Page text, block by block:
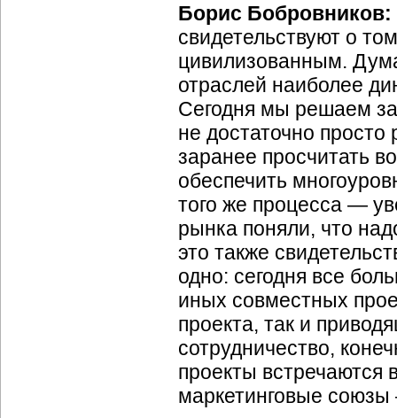
Борис Бобровников:
свидетельствуют о
цивилизованным.
отраслей наиболее
Сегодня мы решаем
не достаточно
заранее просчитать
обеспечить
того же процесса —
рынка поняли, что
это также
одно: сегодня все
иных совместных
проекта, так и
сотрудничество,
проекты встречаются
маркетинговые